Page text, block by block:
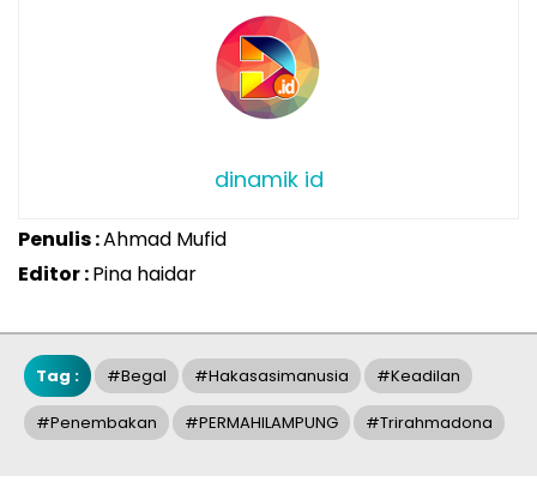
dinamik id
Penulis :Ahmad Mufid
Editor :Pina haidar
Tag : #begal #hakasasimanusia #keadilan
#penembakan #PERMAHILAMPUNG #Trirahmadona